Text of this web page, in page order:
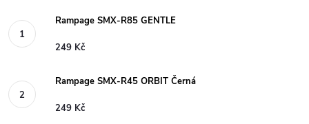
Rampage SMX-R85 GENTLE
249 Kč
Rampage SMX-R45 ORBIT Černá
249 Kč